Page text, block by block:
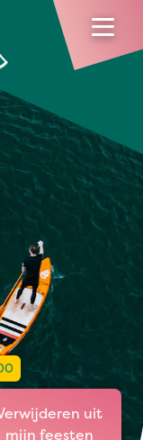
uit
mijn feesten